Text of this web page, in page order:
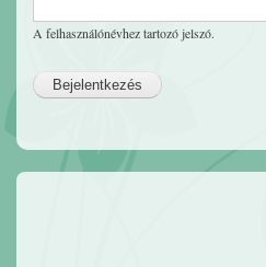
A felhasználónévhez tartozó jelszó.